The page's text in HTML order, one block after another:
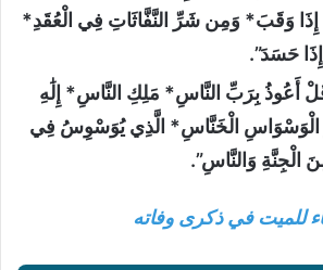
وَقَبَ* وَمِن شَرِّ النَّفَّاثَاتِ فِي الْعُقَدِ*
حَسَدَ”.
أَعُوذُ بِرَبِّ النَّاسِ* مَلِكِ النَّاسِ* إِلَٰهِ
الْخَنَّاسِ* الَّذِي يُوَسْوِسُ فِي
الْجِنَّةِ وَالنَّاسِ”.
للميت في ذكرى وفاته